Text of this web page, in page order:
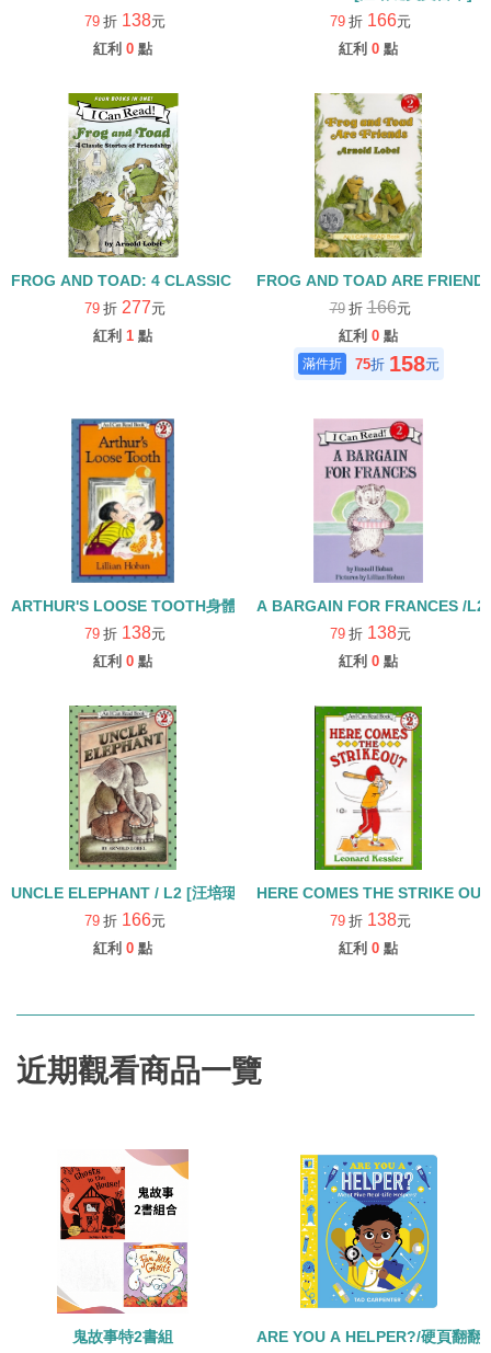
79 折 138元
紅利 0 點
79 折 166元
紅利 0 點
FROG AND TOAD: 4 CLASSIC STORIES OF FRIENDSHIP/I CAN
79 折 277元
紅利 1 點
FROG AND TOAD ARE
79 折166元
紅利 0 點
75折 158元
ARTHUR'S LOOSE TOOTH身體健康/ L2 [汪培珽英文書單]
79 折 138元
紅利 0 點
79 折 138元
紅利 0 點
UNCLE ELEPHANT / L2 [汪培珽英文書單]
79 折 166元
紅利 0 點
79 折 138元
紅利 0 點
近期觀看商品一覽
鬼故事特2書組 ARE YOU A HELPER?/硬頁翻翻